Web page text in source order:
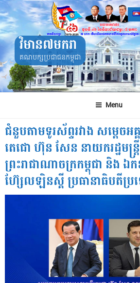
Skip
to
content
វិមាន៧មករា
គណបក្សប្រជាជនកម្ពុជា
Menu
ជំនួប​តាម​ទូរស័ព្ទ​រវាង សម្ដេច​
តេជោ ហ៊ុន សែន នាយករដ្ឋមន្ត្
ព្រះរាជាណាចក្រកម្ពុជា និង ឯ
ហ៊្សែលឡិនស្គី ប្រធានាធិបតីប្